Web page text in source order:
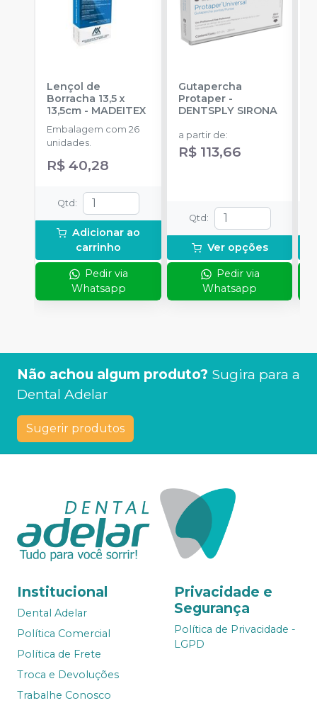
Lençol de
Borracha 13,5 x
13,5cm - MADEITEX
Embalagem com 26
unidades.
R$ 40,28
Qtd :
Adicionar ao
carrinho
Pedir via
Whatsapp
Gutapercha
Protaper-
DENTSPLY SIRONA
a partir de:
R$ 113,66
Qtd :
Ver opções
Pedir via
Whatsapp
Não achou algum produto? Sugira para a
Dental Adelar
Sugerir produtos
Institucional
Dental Adelar
Política Comercial
Política de Frete
Troca e Devoluções
Trabalhe Conosco
Privacidade e
Segurança
Política de Privacidade -
LGPD